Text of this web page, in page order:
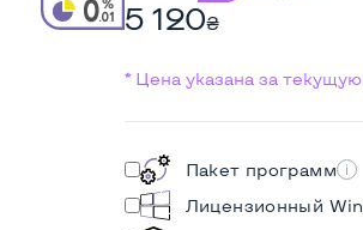
5 120₴
* Цена указана за
Пакет программ
Лицензионный